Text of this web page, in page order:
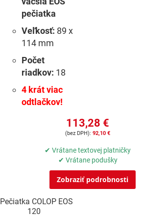
pečiatka
Veľkosť: 89 x
114 mm
Počet
riadkov: 18
4 krát viac
odtlačkov!
113,28 €
92,10 €
✔ Vrátane textovej platničky
✔ Vrátane podušky
Zobraziť podrobnosti
Pečiatka COLOP EOS
120